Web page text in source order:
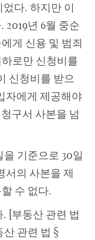
다. 하지만 이
2019년 6월 중순
게 신용 및 범죄
로만 신청비를
신청비를 받으
자에게 제공해야
구서 사본을 넘
기준으로 30일
서의 사본을 제
수 없다.
[부동산 관련 법
산 관련 법 §